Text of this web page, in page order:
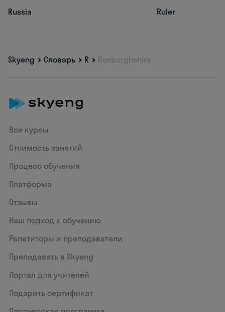
Russia Ruler
Skyeng Словарь R Roxburghshire
Все курсы
Стоимость занятий
Процесс обучения
Платформа
Отзывы
Наш подход к обучению
Репетиторы и преподаватели
Преподавать в Skyeng
Портал для учителей
Подарить сертификат